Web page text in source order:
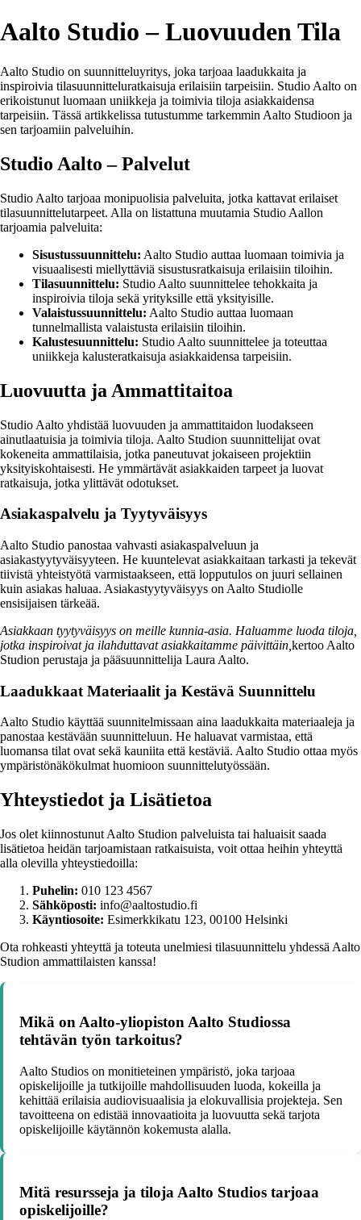
Aalto Studio – Luovuuden Tila
Aalto Studio on suunnitteluyritys, joka tarjoaa laadukkaita ja
inspiroivia tilasuunnitteluratkaisuja erilaisiin tarpeisiin. Studio Aalto on
erikoistunut luomaan uniikkeja ja toimivia tiloja asiakkaidensa
tarpeisiin. Tässä artikkelissa tutustumme tarkemmin Aalto Studioon ja
sen tarjoamiin palveluihin.
Studio Aalto – Palvelut
Studio Aalto tarjoaa monipuolisia palveluita, jotka kattavat erilaiset
tilasuunnittelutarpeet. Alla on listattuna muutamia Studio Aallon
tarjoamia palveluita:
Sisustussuunnittelu: Aalto Studio auttaa luomaan toimivia ja
visuaalisesti miellyttäviä sisustusratkaisuja erilaisiin tiloihin.
Tilasuunnittelu: Studio Aalto suunnittelee tehokkaita ja
inspiroivia tiloja sekä yrityksille että yksityisille.
Valaistussuunnittelu: Aalto Studio auttaa luomaan
tunnelmallista valaistusta erilaisiin tiloihin.
Kalustesuunnittelu: Studio Aalto suunnittelee ja toteuttaa
uniikkeja kalusteratkaisuja asiakkaidensa tarpeisiin.
Luovuutta ja Ammattitaitoa
Studio Aalto yhdistää luovuuden ja ammattitaidon luodakseen
ainutlaatuisia ja toimivia tiloja. Aalto Studion suunnittelijat ovat
kokeneita ammattilaisia, jotka paneutuvat jokaiseen projektiin
yksityiskohtaisesti. He ymmärtävät asiakkaiden tarpeet ja luovat
ratkaisuja, jotka ylittävät odotukset.
Asiakaspalvelu ja Tyytyväisyys
Aalto Studio panostaa vahvasti asiakaspalveluun ja
asiakastyytyväisyyteen. He kuuntelevat asiakkaitaan tarkasti ja tekevät
tiivistä yhteistyötä varmistaakseen, että lopputulos on juuri sellainen
kuin asiakas haluaa. Asiakastyytyväisyys on Aalto Studiolle
ensisijaisen tärkeää.
Asiakkaan tyytyväisyys on meille kunnia-asia. Haluamme luoda tiloja,
jotka inspiroivat ja ilahduttavat asiakkaitamme päivittäin, kertoo Aalto
Studion perustaja ja pääsuunnittelija Laura Aalto.
Laadukkaat Materiaalit ja Kestävä Suunnittelu
Aalto Studio käyttää suunnitelmissaan aina laadukkaita materiaaleja ja
panostaa kestävään suunnitteluun. He haluavat varmistaa, että
luomansa tilat ovat sekä kauniita että kestäviä. Aalto Studio ottaa myös
ympäristönäkökulmat huomioon suunnittelutyössään.
Yhteystiedot ja Lisätietoa
Jos olet kiinnostunut Aalto Studion palveluista tai haluaisit saada
lisätietoa heidän tarjoamistaan ratkaisuista, voit ottaa heihin yhteyttä
alla olevilla yhteystiedoilla:
Puhelin: 010 123 4567
Sähköposti: info@aaltostudio.fi
Käyntiosoite: Esimerkkikatu 123, 00100 Helsinki
Ota rohkeasti yhteyttä ja toteuta unelmiesi tilasuunnittelu yhdessä Aalto
Studion ammattilaisten kanssa!
Mikä on Aalto-yliopiston Aalto Studiossa
tehtävän työn tarkoitus?
Aalto Studios on monitieteinen ympäristö, joka tarjoaa
opiskelijoille ja tutkijoille mahdollisuuden luoda, kokeilla ja
kehittää erilaisia audiovisuaalisia ja elokuvallisia projekteja. Sen
tavoitteena on edistää innovaatioita ja luovuutta sekä tarjota
opiskelijoille käytännön kokemusta alalla.
Mitä resursseja ja tiloja Aalto Studios tarjoaa
opiskelijoille?